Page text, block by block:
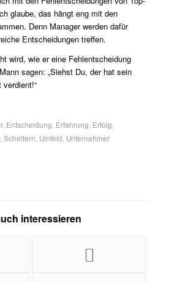
glaube, das hängt eng mit den
Denn Manager werden dafür
Entscheidungen treffen.
wird, wie er eine Fehlentscheidung
sagen: „Siehst Du, der hat sein
, Entscheidung Erfahrung Erfolg
, Scheitern Umfeld Unternehmer
interessieren